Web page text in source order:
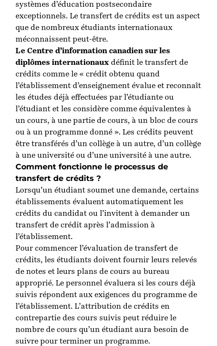
systèmes d’éducation postsecondaire
exceptionnels. Le transfert de crédits est un aspect
que de nombreux étudiants internationaux
méconnaissent peut-être.
Le Centre d’information canadien sur les
diplômes internationaux définit le transfert de
crédits comme le « crédit obtenu quand
l’établissement d’enseignement évalue et reconnaît
les études déjà effectuées par l’étudiante ou
l’étudiant et les considère comme équivalentes à
un cours, à une partie de cours, à un bloc de cours
ou à un programme donné ». Les crédits peuvent
être transférés d’un collège à un autre, d’un collège
à une université ou d’une université à une autre.
Comment fonctionne le processus de
transfert de crédits ?
Lorsqu’un étudiant soumet une demande, certains
établissements évaluent automatiquement les
crédits du candidat ou l’invitent à demander un
transfert de crédit après l’admission à
l’établissement.
Pour commencer l’évaluation de transfert de
crédits, les étudiants doivent fournir leurs relevés
de notes et leurs plans de cours au bureau
approprié. Le personnel évaluera si les cours déjà
suivis répondent aux exigences du programme de
l’établissement. L’attribution de crédits en
contrepartie des cours suivis peut réduire le
nombre de cours qu’un étudiant aura besoin de
suivre pour terminer un programme.